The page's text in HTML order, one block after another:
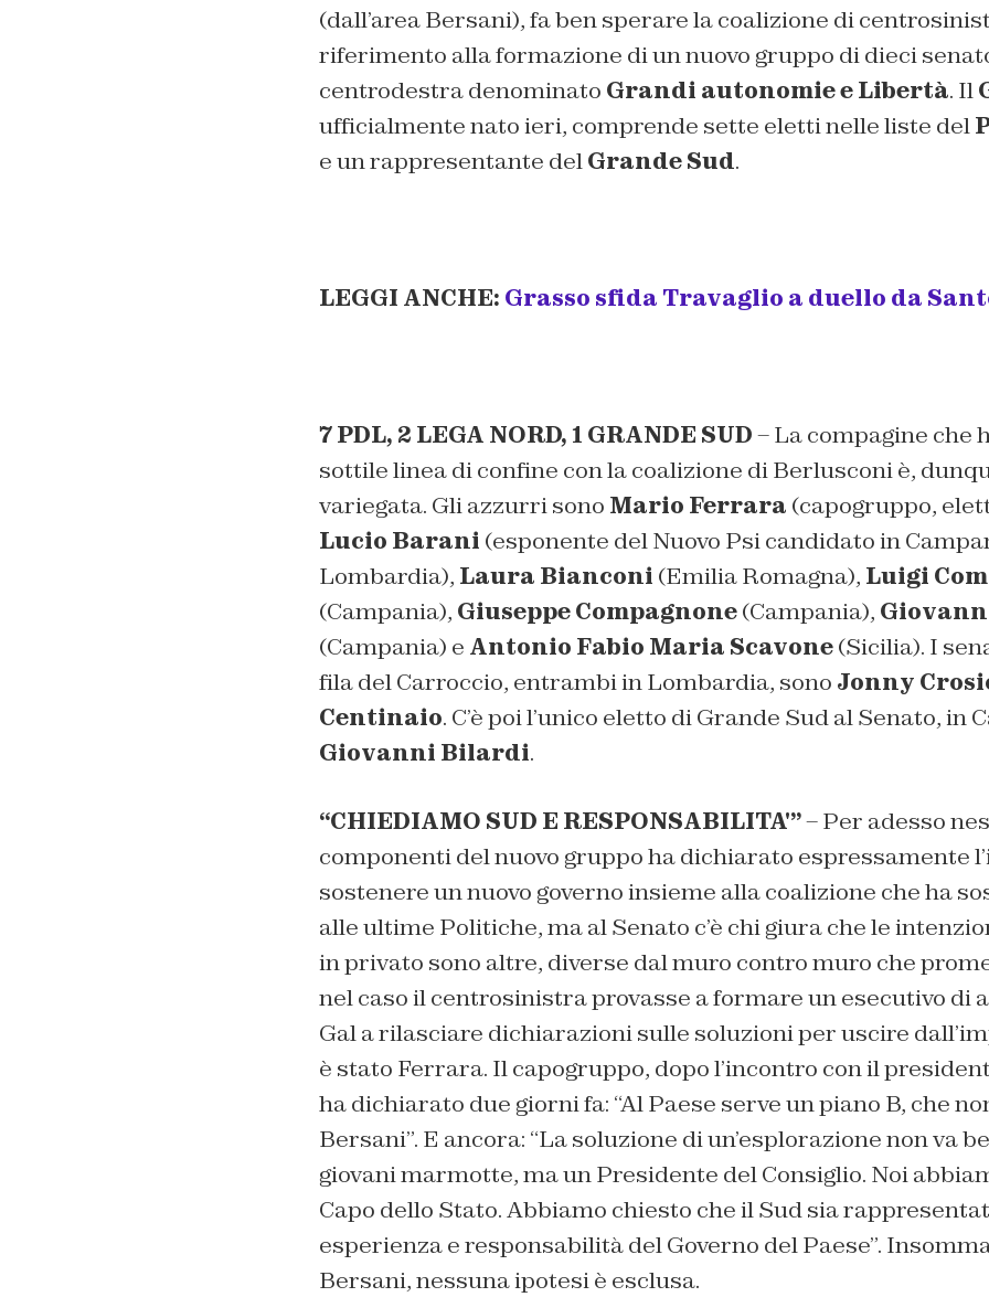
(dall’area Bersani), fa ben sperare la coalizione di
riferimento alla formazione di un nuovo gruppo di dieci
centrodestra denominato Grandi autonomie e Libertà. Il
ufficialmente nato ieri, comprende sette eletti nelle liste del
e un rappresentante delGrande Sud.
LEGGI ANCHE: Grasso sfida Travaglio a duello da
7 PDL, 2 LEGA NORD, 1 GRANDE SUD– La compagine che
sottile linea di confine con la coalizione di Berlusconi è,
variegata. Gli azzurri sono Mario Ferrara (capogruppo,
Lucio Barani (esponente del Nuovo Psi candidato in
Lombardia), Laura Bianconi (Emilia Romagna), Luigi
(Campania), Giuseppe Compagnone(Campania),
(Campania) e Antonio Fabio Maria Scavone(Sicilia). I
fila del Carroccio, entrambi in Lombardia, sono Jonny
Centinaio. C’è poi l’unico eletto di Grande Sud al Senato, in
Giovanni Bilardi.
“CHIEDIAMO SUD E RESPONSABILITA'”– Per adesso
componenti del nuovo gruppo ha dichiarato espressamente
sostenere un nuovo governo insieme alla coalizione che ha
alle ultime Politiche, ma al Senato c’è chi giura che le
in privato sono altre, diverse dal muro contro muro che
nel caso il centrosinistra provasse a formare un esecutivo di
Gal a rilasciare dichiarazioni sulle soluzioni per uscire
è stato Ferrara. Il capogruppo, dopo l’incontro con il
ha dichiarato due giorni fa: “Al Paese serve un piano B, che
Bersani”. E ancora: “La soluzione di un’esplorazione non va
giovani marmotte, ma un Presidente del Consiglio. Noi
Capo dello Stato. Abbiamo chiesto che il Sud sia
esperienza e responsabilità del Governo del Paese”.
Bersani, nessuna ipotesi è esclusa.